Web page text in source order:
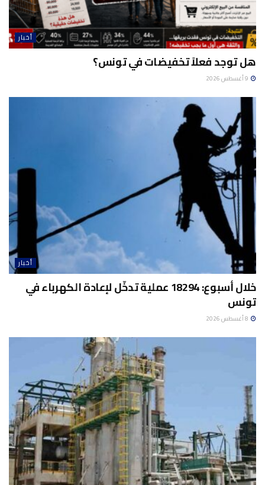
أخبار
هل توجد فعلاً تخفيضات في تونس؟
أخبار
خلال أسبوع: 18294 عملية تدخّل لإعادة الكهرباء في
تونس